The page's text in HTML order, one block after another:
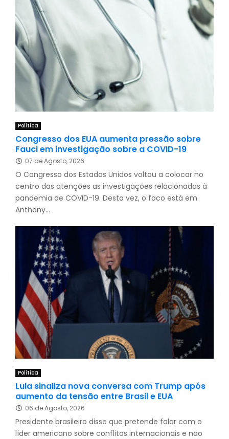
Política
Congresso dos EUA aumenta pressão sobre
Fauci em investigação sobre a COVID-19
07 de Agosto, 2026
O Congresso dos Estados Unidos voltou a colocar no
centro das atenções as investigações relacionadas à
pandemia de COVID-19. Desta vez, o foco está em
Anthony...
Política
Lula sinaliza nova conversa com Trump após
aumento da tensão entre Brasil e EUA
06 de Agosto, 2026
Presidente brasileiro disse que pretende falar com o
líder americano sobre conflitos internacionais e não